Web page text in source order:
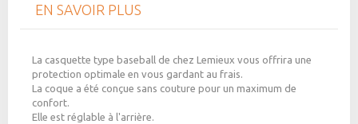
EN SAVOIR PLUS
La casquette type baseball de chez Lemieux vous offrira une
protection optimale en vous gardant au frais.
La coque a été conçue sans couture pour un maximum de
confort.
Elle est réglable à l'arrière.